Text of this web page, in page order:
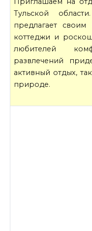
Тульской
предлагает своим
коттеджи и
любителей
развлечений
активный отдых,
природе.